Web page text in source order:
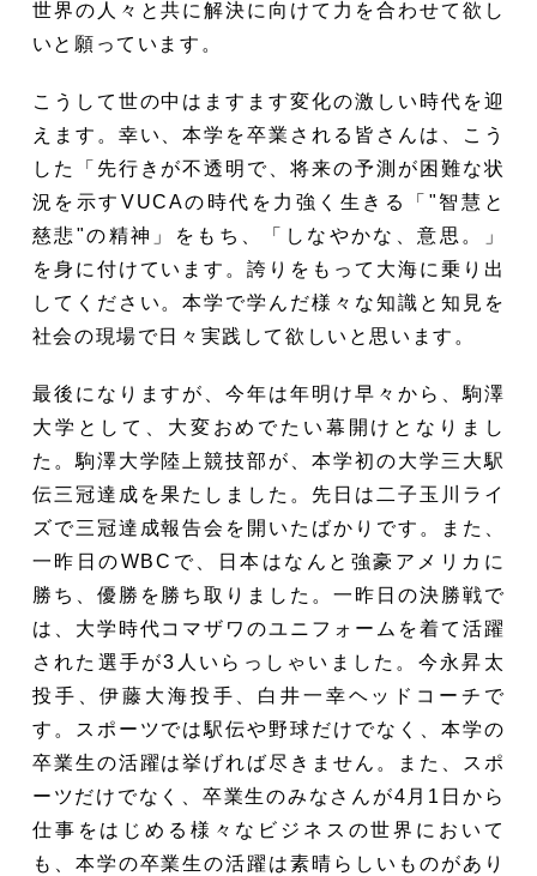
世界の人々と共に解決に向けて力を合わせて欲し
いと願っています。
こうして世の中はますます変化の激しい時代を迎
えます。幸い、本学を卒業される皆さんは、こう
した「先行きが不透明で、将来の予測が困難な状
況を示すVUCAの時代を力強く生きる「"智慧と
慈悲"の精神」をもち、「しなやかな、意思。」
を身に付けています。誇りをもって大海に乗り出
してください。本学で学んだ様々な知識と知見を
社会の現場で日々実践して欲しいと思います。
最後になりますが、今年は年明け早々から、駒澤
大学として、大変おめでたい幕開けとなりまし
た。駒澤大学陸上競技部が、本学初の大学三大駅
伝三冠達成を果たしました。先日は二子玉川ライ
ズで三冠達成報告会を開いたばかりです。また、
一昨日のWBCで、日本はなんと強豪アメリカに
勝ち、優勝を勝ち取りました。一昨日の決勝戦で
は、大学時代コマザワのユニフォームを着て活躍
された選手が3人いらっしゃいました。今永昇太
投手、伊藤大海投手、白井一幸ヘッドコーチで
す。スポーツでは駅伝や野球だけでなく、本学の
卒業生の活躍は挙げれば尽きません。また、スポ
ーツだけでなく、卒業生のみなさんが4月1日から
仕事をはじめる様々なビジネスの世界において
も、本学の卒業生の活躍は素晴らしいものがあり